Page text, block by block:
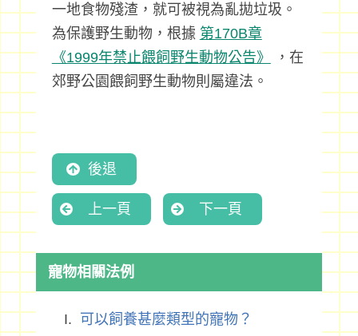
一地食物殘渣，就可被視為亂拋垃圾。
為保護野生動物，根據 第170B章
《1999年禁止餵飼野生動物公告》
，在
郊野公園餵飼野生動物則屬違法。
後退
上一頁 下一頁
寵物相關法例
可以飼養甚麼類型的寵物？